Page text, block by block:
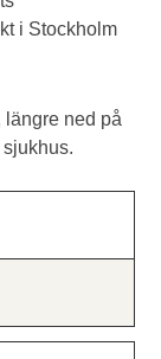
i Stockholm
ned på